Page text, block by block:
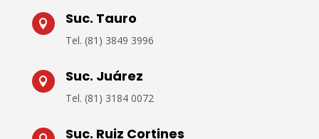
 Suc. Tauro
Tel. (81) 3849 3996
 Suc. Juárez
Tel. (81) 3184 0072
Suc. Ruiz Cortines